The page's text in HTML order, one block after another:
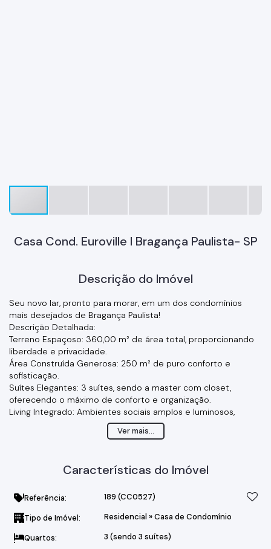
Casa Cond. Euroville I Bragança Paulista- SP
Descrição do Imóvel
Seu novo lar, pronto para morar, em um dos condomínios
mais desejados de Bragança Paulista!
Descrição Detalhada:
Terreno Espaçoso: 360,00 m² de área total, proporcionando
liberdade e privacidade.
Área Construída Generosa: 250 m² de puro conforto e
sofisticação.
Suítes Elegantes: 3 suítes, sendo a master com closet,
oferecendo o máximo de conforto e organização.
Living Integrado: Ambientes sociais amplos e luminosos,
perfeitos para receber amigos e familiares.
Cozinha Gourmet: Planejada e equipada com
Área de Lazer Exclusiva: Piscina convidativa para momentos
Acabamentos de Alto Padrão: Móveis finamente selecionados,
ambientes.
Totalmente Mobiliada: Entrega completa, com tudo o que
você precisa para desfrutar do seu novo lar desde o primeiro
Ver mais...
Características do Imóvel
Referência: 189 (CC0527)
Tipo de Imóvel: Residencial »Casa de Condomínio
Quartos: 3 (sendo 3 suítes)